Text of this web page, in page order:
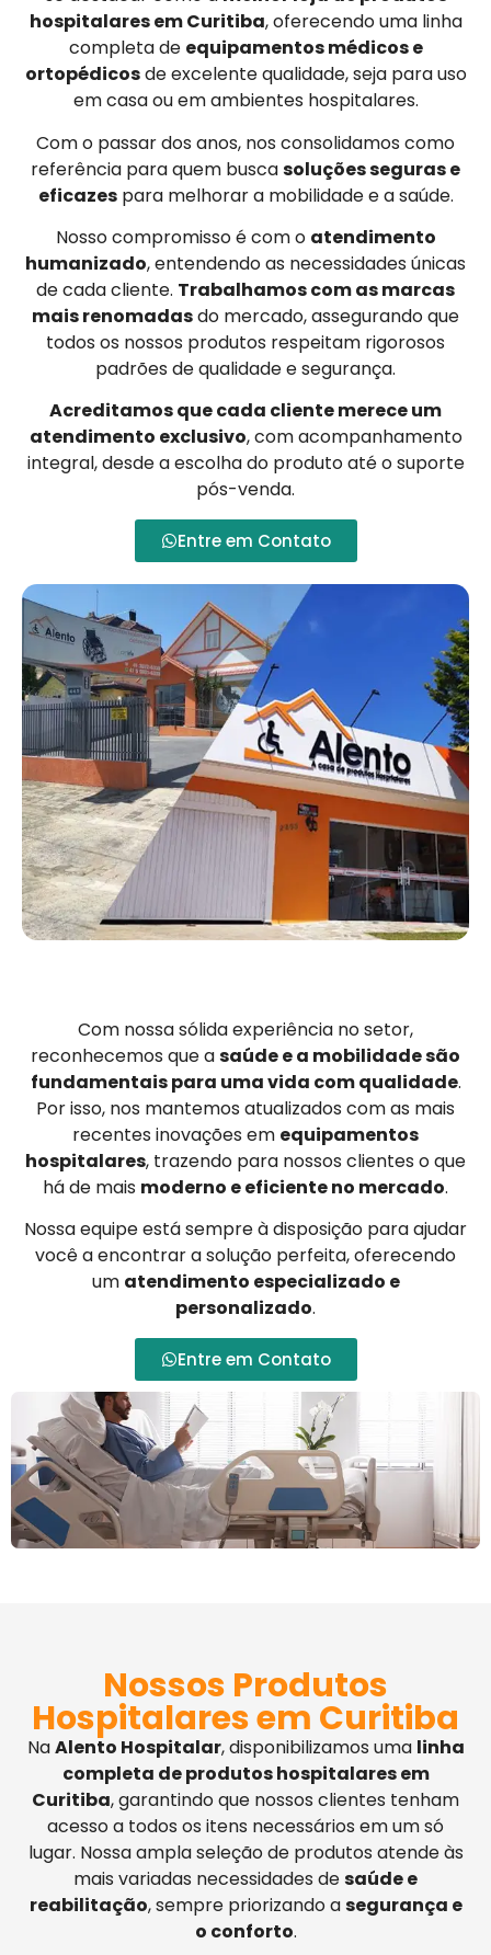
hospitalares em Curitiba, oferecendo uma linha
completa de equipamentos médicos e
ortopédicosde excelente qualidade, seja para uso
em casa ou em ambientes hospitalares.
Com o passar dos anos, nos consolidamos como
referência para quem buscasoluções seguras e
eficazespara melhorar a mobilidade e a saúde.
Nosso compromisso é com o atendimento
humanizado, entendendo as necessidades únicas
de cada cliente. Trabalhamos com as marcas
mais renomadasdo mercado, assegurando que
todos os nossos produtos respeitam rigorosos
padrões de qualidade e segurança.
Acreditamos que cada cliente merece um
atendimento exclusivo, com acompanhamento
integral, desde a escolha do produto até o suporte
pós-venda.
Entre em Contato
Com nossa sólida experiência no setor,
reconhecemos que asaúde e a mobilidade são
fundamentais para uma vida com qualidade.
Por isso, nos mantemos atualizados com as mais
recentes inovações em equipamentos
hospitalares, trazendo para nossos clientes o que
há de mais moderno e eficiente no mercado.
Nossa equipe está sempre à disposição para ajudar
você a encontrar a solução perfeita, oferecendo
um atendimento especializado e
personalizado.
Entre em Contato
Nossos Produtos
Hospitalares em Curitiba
NaAlento Hospitalar, disponibilizamos uma linha
completa de produtos hospitalares em
Curitiba, garantindo que nossos clientes tenham
acesso a todos os itens necessários em um só
lugar. Nossa ampla seleção de produtos atende às
mais variadas necessidades desaúde e
reabilitação, sempre priorizando asegurança e
o conforto.